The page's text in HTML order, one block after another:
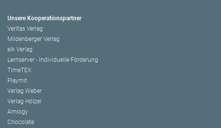
Unsere Kooperationspartner
Veritas Verlag
Mildenberger Verlag
elk Verlag
Lernserver - Individuelle Förderung
TimeTEX
Playmit
Verlag Weber
Verlag Hölzel
Amlogy
Chocolate